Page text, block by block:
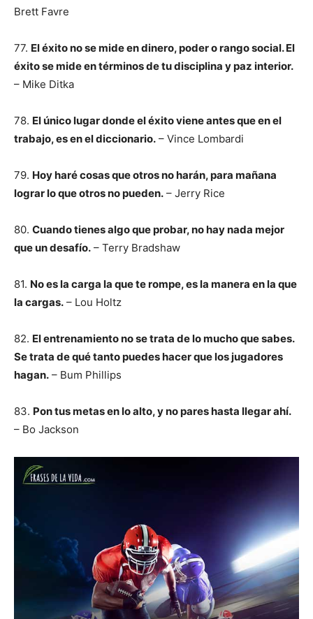
Brett Favre
77. El éxito no se mide en dinero, poder o rango social. El
éxito se mide en términos de tu disciplina y paz interior.
– Mike Ditka
78. El único lugar donde el éxito viene antes que en el
trabajo, es en el diccionario. – Vince Lombardi
79. Hoy haré cosas que otros no harán, para mañana
lograr lo que otros no pueden. – Jerry Rice
80. Cuando tienes algo que probar, no hay nada mejor
que un desafío. – Terry Bradshaw
81. No es la carga la que te rompe, es la manera en la que
la cargas. – Lou Holtz
82. El entrenamiento no se trata de lo mucho que sabes.
Se trata de qué tanto puedes hacer que los jugadores
hagan. – Bum Phillips
83. Pon tus metas en lo alto, y no pares hasta llegar ahí.
– Bo Jackson